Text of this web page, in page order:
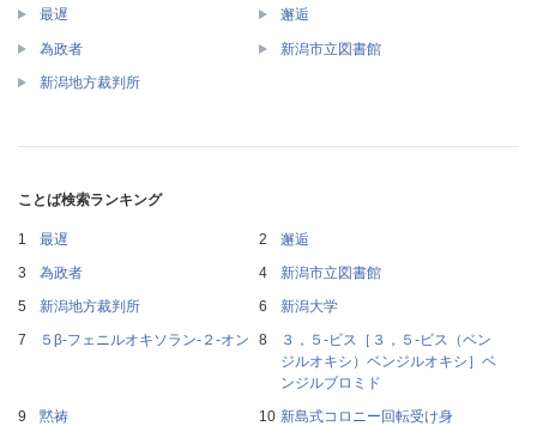
最遅 邂逅
為政者 新潟市立図書館
新潟地方裁判所
ことば検索ランキング
最遅
邂逅
為政者
新潟市立図書館
新潟地方裁判所
新潟大学
５β‐フェニルオキソラン‐２‐オン
３，５‐ビス［３，５‐ビス（ベン
ジルオキシ）ベンジルオキシ］ベ
ンジルブロミド
黙祷
新島式コロニー回転受け身